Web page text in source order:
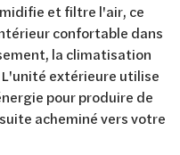
et filtre l'air, ce
confortable dans
la climatisation
extérieure utilise
pour produire de
acheminé vers votre